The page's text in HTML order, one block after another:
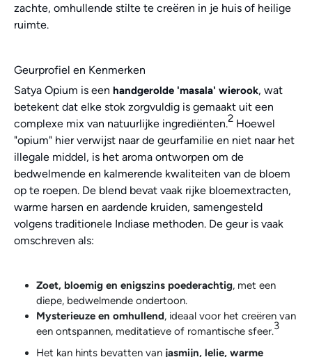
zachte, omhullende stilte te creëren in je huis of heilige
ruimte.
Geurprofiel en Kenmerken
Satya Opium is een handgerolde 'masala' wierook, wat
betekent dat elke stok zorgvuldig is gemaakt uit een
complexe mix van natuurlijke ingrediënten.2 Hoewel
"opium" hier verwijst naar de geurfamilie en niet naar het
illegale middel, is het aroma ontworpen om de
bedwelmende en kalmerende kwaliteiten van de bloem
op te roepen. De blend bevat vaak rijke bloemextracten,
warme harsen en aardende kruiden, samengesteld
volgens traditionele Indiase methoden. De geur is vaak
omschreven als:
Zoet, bloemig en enigszins poederachtig, met een
diepe, bedwelmende ondertoon.
Mysterieuze en omhullend, ideaal voor het creëren van
een ontspannen, meditatieve of romantische sfeer.3
Het kan hints bevatten van jasmijn, lelie, warme